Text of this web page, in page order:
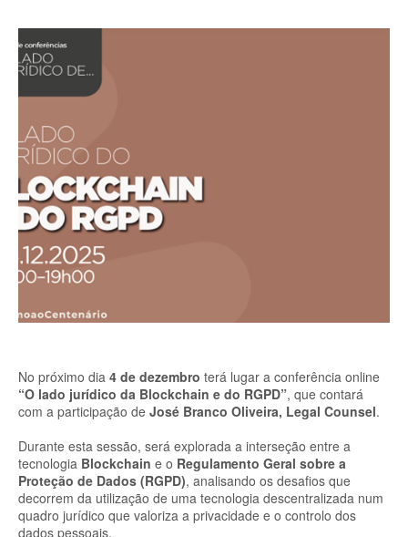
No próximo dia 4 de dezembro terá lugar a conferência online
“O lado jurídico da Blockchain e do RGPD”, que contará
com a participação de José Branco Oliveira, Legal Counsel.
Durante esta sessão, será explorada a interseção entre a
tecnologia Blockchain e o Regulamento Geral sobre a
Proteção de Dados (RGPD), analisando os desafios que
decorrem da utilização de uma tecnologia descentralizada num
quadro jurídico que valoriza a privacidade e o controlo dos
dados pessoais.